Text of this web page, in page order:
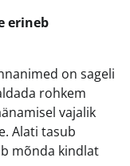
erineb
on sageli
rohkem
vajalik
Alati tasub
mõnda kindlat